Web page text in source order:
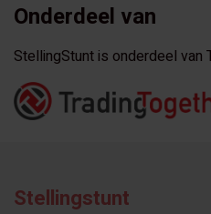
Onderdeel van
StellingStunt is onderdeel van
Stellingstunt